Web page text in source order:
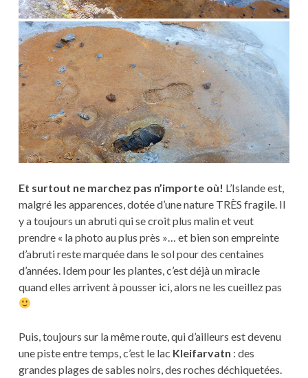
Et surtout ne marchez pas n’importe où! L’Islande est,
malgré les apparences, dotée d’une nature TRÈS fragile. Il
y a toujours un abruti qui se croit plus malin et veut
prendre « la photo au plus près »… et bien son empreinte
d’abruti reste marquée dans le sol pour des centaines
d’années. Idem pour les plantes, c’est déjà un miracle
quand elles arrivent à pousser ici, alors ne les cueillez pas
Puis, toujours sur la même route, qui d’ailleurs est devenu
une piste entre temps, c’est le lac Kleifarvatn : des
grandes plages de sables noirs, des roches déchiquetées.